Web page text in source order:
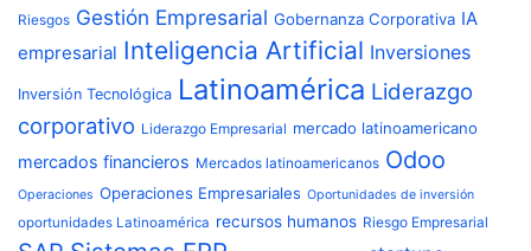
Riesgos Gestión Empresarial Gobernanza Corporativa IA
empresarial Inteligencia Artificial Inversiones
Inversión Tecnológica Latinoamérica Liderazgo
corporativo Liderazgo Empresarial mercado latinoamericano
mercados financieros Mercados latinoamericanos Odoo
Operaciones Operaciones Empresariales Oportunidades de inversión
oportunidades Latinoamérica recursos humanos Riesgo Empresarial